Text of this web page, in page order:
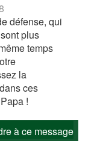
défense, qui
plus
temps
la
ces
!
à ce message